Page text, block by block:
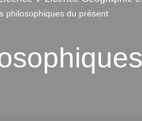
philosophiques du présent